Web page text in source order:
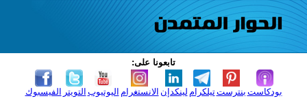
تابعونا على:
الفيسبوك التويتر اليوتيوب الانستغرام لينكدإن تيلكرامبنترست بودكاست